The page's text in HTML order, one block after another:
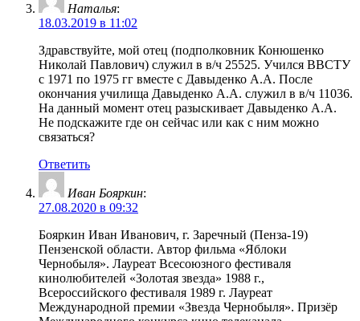
Наталья:
18.03.2019 в 11:02
Здравствуйте, мой отец (подполковник Конюшенко
Николай Павлович) служил в в/ч 25525. Учился ВВСТУ
с 1971 по 1975 гг вместе с Давыденко А.А. После
окончания училища Давыденко А.А. служил в в/ч 11036.
На данный момент отец разыскивает Давыденко А.А.
Не подскажите где он сейчас или как с ним можно
связаться?
Ответить
Иван Бояркин:
27.08.2020 в 09:32
Бояркин Иван Иванович, г. Заречный (Пенза-19)
Пензенской области. Автор фильма «Яблоки
Чернобыля». Лауреат Всесоюзного фестиваля
кинолюбителей «Золотая звезда» 1988 г.,
Всероссийского фестиваля 1989 г. Лауреат
Международной премии «Звезда Чернобыля». Призёр